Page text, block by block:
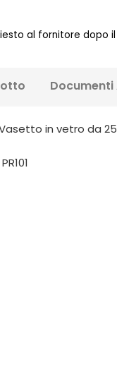
al fornitore
in vetro da